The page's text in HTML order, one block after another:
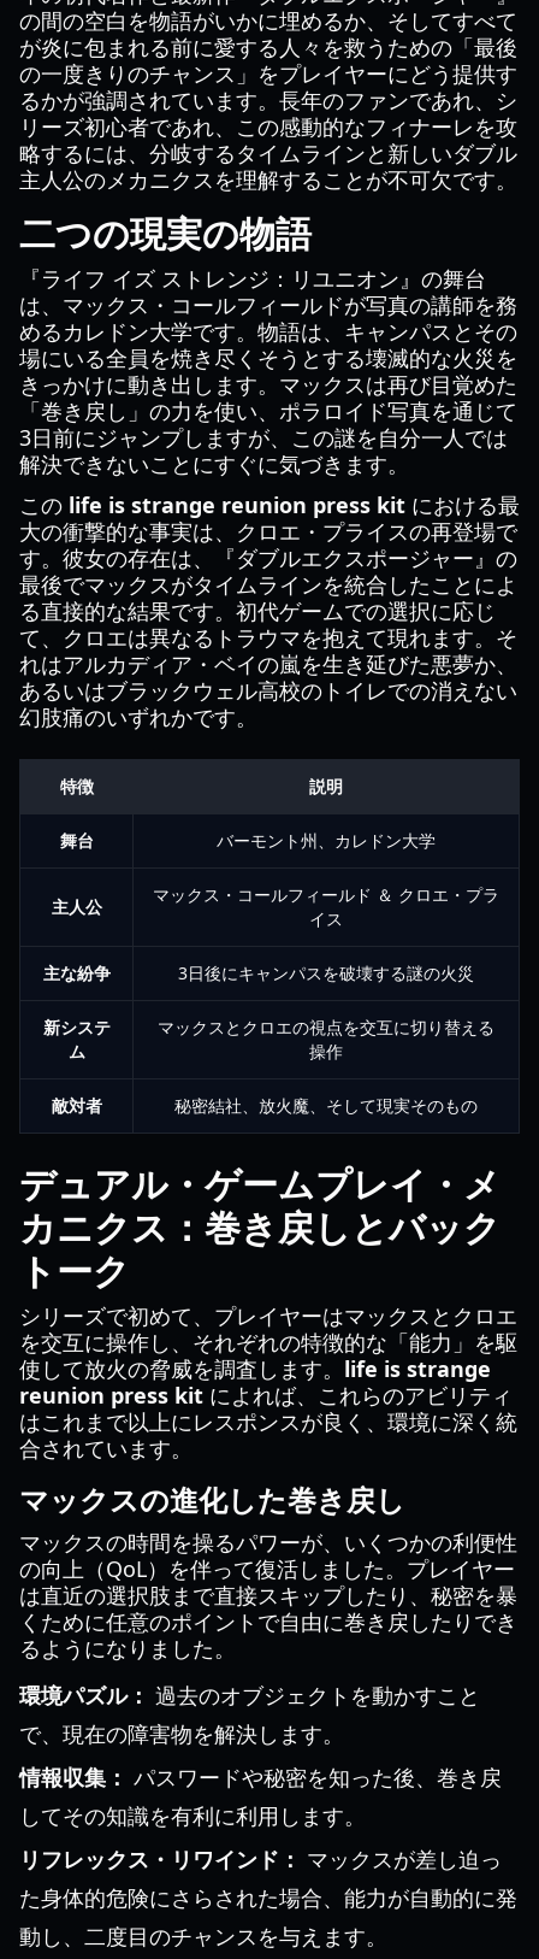
の間の空白を物語がいかに埋めるか、そしてすべて
が炎に包まれる前に愛する人々を救うための「最後
の一度きりのチャンス」をプレイヤーにどう提供す
るかが強調されています。長年のファンであれ、シ
リーズ初心者であれ、この感動的なフィナーレを攻
略するには、分岐するタイムラインと新しいダブル
主人公のメカニクスを理解することが不可欠です。
二つの現実の物語
『ライフ イズ ストレンジ：リユニオン』の舞台
は、マックス・コールフィールドが写真の講師を務
めるカレドン大学です。物語は、キャンパスとその
場にいる全員を焼き尽くそうとする壊滅的な火災を
きっかけに動き出します。マックスは再び目覚めた
「巻き戻し」の力を使い、ポラロイド写真を通じて
3日前にジャンプしますが、この謎を自分一人では
解決できないことにすぐに気づきます。
この life is strange reunion press kit における最
大の衝撃的な事実は、クロエ・プライスの再登場で
す。彼女の存在は、『ダブルエクスポージャー』の
最後でマックスがタイムラインを統合したことによ
る直接的な結果です。初代ゲームでの選択に応じ
て、クロエは異なるトラウマを抱えて現れます。そ
れはアルカディア・ベイの嵐を生き延びた悪夢か、
あるいはブラックウェル高校のトイレでの消えない
幻肢痛のいずれかです。
特徴 説明
舞台 バーモント州、カレドン大学
主人公
マックス・コールフィールド ＆ クロエ・プラ
イス
主な紛争 3日後にキャンパスを破壊する謎の火災
新システ
ム
マックスとクロエの視点を交互に切り替える
操作
敵対者 秘密結社、放火魔、そして現実そのもの
デュアル・ゲームプレイ・メ
カニクス：巻き戻しとバック
トーク
シリーズで初めて、プレイヤーはマックスとクロエ
を交互に操作し、それぞれの特徴的な「能力」を駆
使して放火の脅威を調査します。 life is strange
reunion press kit によれば、これらのアビリティ
はこれまで以上にレスポンスが良く、環境に深く統
合されています。
マックスの進化した巻き戻し
マックスの時間を操るパワーが、いくつかの利便性
の向上（QoL）を伴って復活しました。プレイヤー
は直近の選択肢まで直接スキップしたり、秘密を暴
くために任意のポイントで自由に巻き戻したりでき
るようになりました。
環境パズル： 過去のオブジェクトを動かすこと
で、現在の障害物を解決します。
情報収集： パスワードや秘密を知った後、巻き戻
してその知識を有利に利用します。
リフレックス・リワインド： マックスが差し迫っ
た身体的危険にさらされた場合、能力が自動的に発
動し、二度目のチャンスを与えます。